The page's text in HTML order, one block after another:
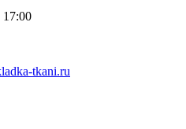
tkani.ru